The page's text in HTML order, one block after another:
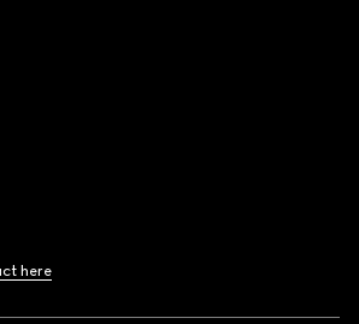
here